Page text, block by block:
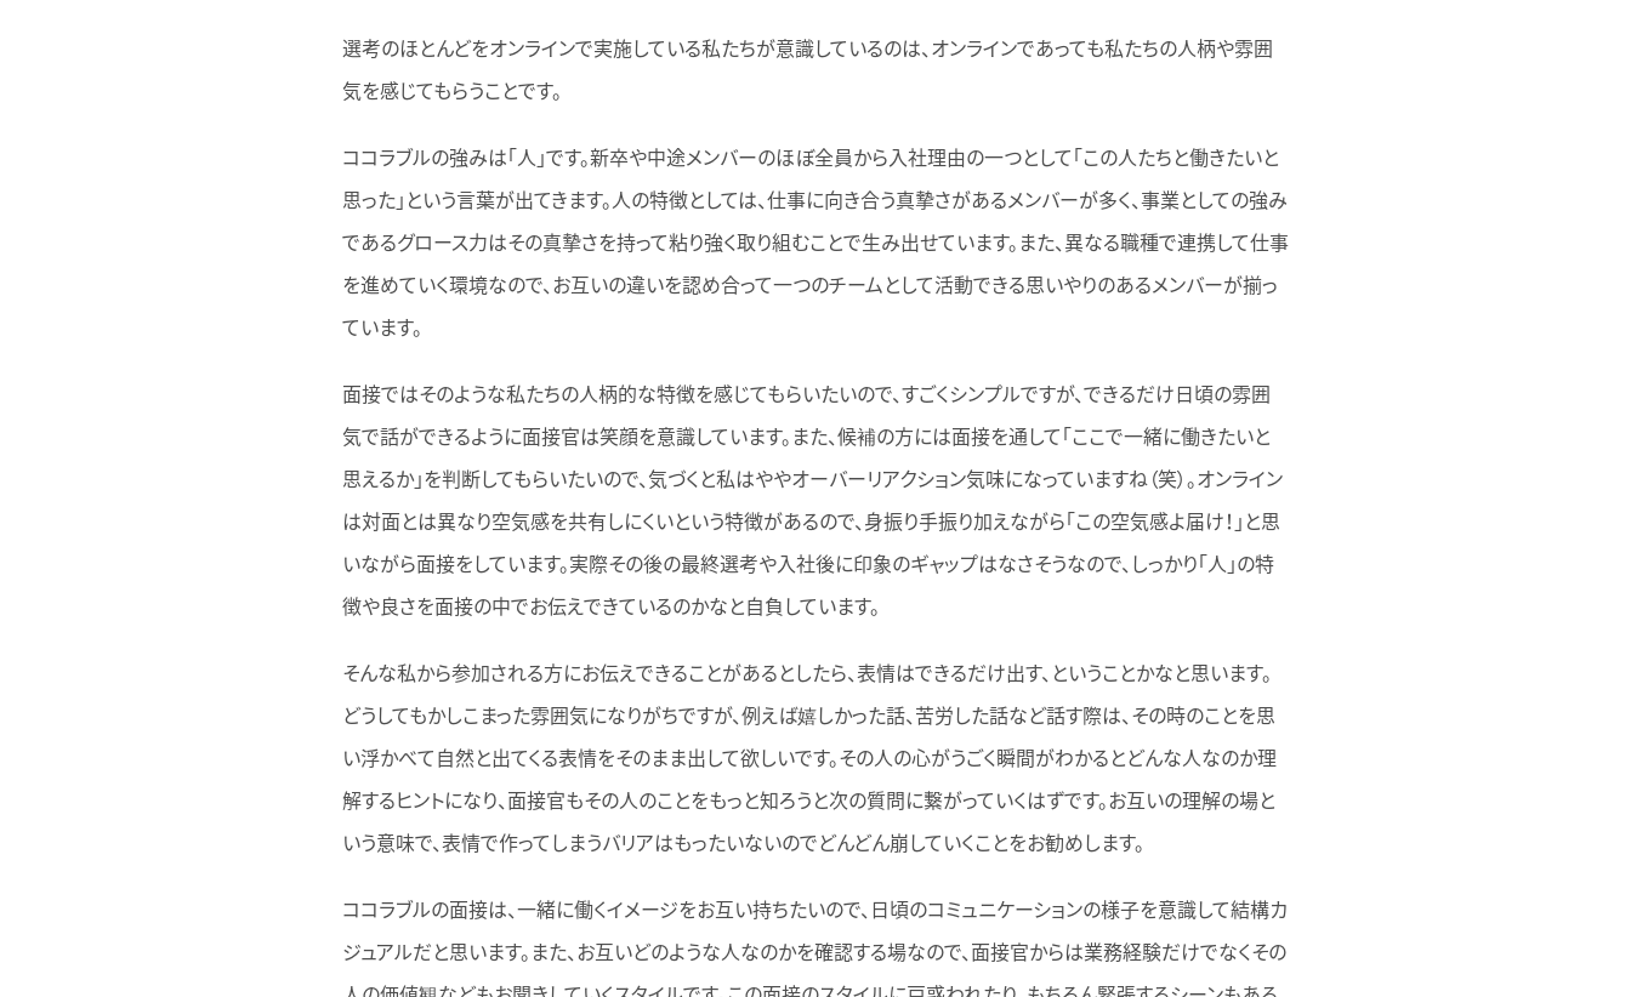
選考のほとんどをオンラインで実施している私たちが意識しているのは、オンラインであっても私たちの人柄や雰囲
気を感じてもらうことです。
ココラブルの強みは「人」です。新卒や中途メンバーのほぼ全員から入社理由の一つとして「この人たちと働きたいと
思った」という言葉が出てきます。人の特徴としては、仕事に向き合う真摯さがあるメンバーが多く、事業としての強み
であるグロース力はその真摯さを持って粘り強く取り組むことで生み出せています。また、異なる職種で連携して仕事
を進めていく環境なので、お互いの違いを認め合って一つのチームとして活動できる思いやりのあるメンバーが揃っ
ています。
面接ではそのような私たちの人柄的な特徴を感じてもらいたいので、すごくシンプルですが、できるだけ日頃の雰囲
気で話ができるように面接官は笑顔を意識しています。また、候補の方には面接を通して「ここで一緒に働きたいと
思えるか」を判断してもらいたいので、気づくと私はややオーバーリアクション気味になっていますね（笑）。オンライン
は対面とは異なり空気感を共有しにくいという特徴があるので、身振り手振り加えながら「この空気感よ届け！」と思
いながら面接をしています。実際その後の最終選考や入社後に印象のギャップはなさそうなので、しっかり「人」の特
徴や良さを面接の中でお伝えできているのかなと自負しています。
そんな私から参加される方にお伝えできることがあるとしたら、表情はできるだけ出す、ということかなと思います。
どうしてもかしこまった雰囲気になりがちですが、例えば嬉しかった話、苦労した話など話す際は、その時のことを思
い浮かべて自然と出てくる表情をそのまま出して欲しいです。その人の心がうごく瞬間がわかるとどんな人なのか理
解するヒントになり、面接官もその人のことをもっと知ろうと次の質問に繋がっていくはずです。お互いの理解の場と
いう意味で、表情で作ってしまうバリアはもったいないのでどんどん崩していくことをお勧めします。
ココラブルの面接は、一緒に働くイメージをお互い持ちたいので、日頃のコミュニケーションの様子を意識して結構カ
ジュアルだと思います。また、お互いどのような人なのかを確認する場なので、面接官からは業務経験だけでなくその